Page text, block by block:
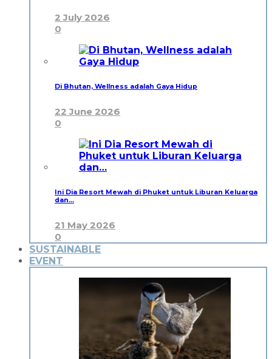
2 July 2026
0
Di Bhutan, Wellness adalah Gaya Hidup
22 June 2026
0
Ini Dia Resort Mewah di Phuket untuk Liburan Keluarga
dan…
21 May 2026
0
SUSTAINABLE
EVENT